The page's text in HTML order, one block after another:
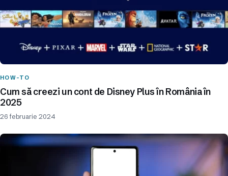
HOW-TO
Cum să creezi un cont de Disney Plus în România în
2025
26 februarie 2024